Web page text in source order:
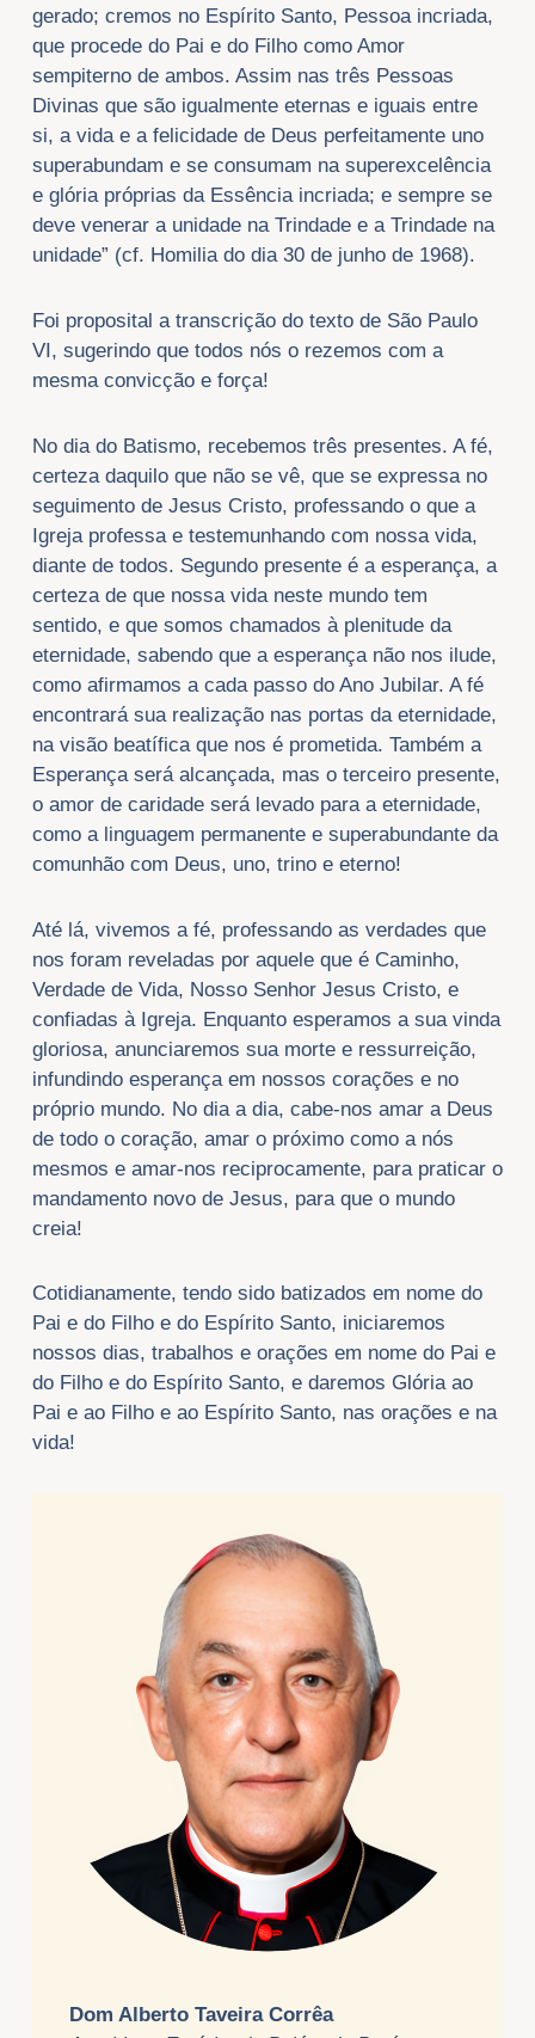
gerado; cremos no Espírito Santo, Pessoa incriada,
que procede do Pai e do Filho como Amor
sempiterno de ambos. Assim nas três Pessoas
Divinas que são igualmente eternas e iguais entre
si, a vida e a felicidade de Deus perfeitamente uno
superabundam e se consumam na superexcelência
e glória próprias da Essência incriada; e sempre se
deve venerar a unidade na Trindade e a Trindade na
unidade” (cf. Homilia do dia 30 de junho de 1968).
Foi proposital a transcrição do texto de São Paulo
VI, sugerindo que todos nós o rezemos com a
mesma convicção e força!
No dia do Batismo, recebemos três presentes. A fé,
certeza daquilo que não se vê, que se expressa no
seguimento de Jesus Cristo, professando o que a
Igreja professa e testemunhando com nossa vida,
diante de todos. Segundo presente é a esperança, a
certeza de que nossa vida neste mundo tem
sentido, e que somos chamados à plenitude da
eternidade, sabendo que a esperança não nos ilude,
como afirmamos a cada passo do Ano Jubilar. A fé
encontrará sua realização nas portas da eternidade,
na visão beatífica que nos é prometida. Também a
Esperança será alcançada, mas o terceiro presente,
o amor de caridade será levado para a eternidade,
como a linguagem permanente e superabundante da
comunhão com Deus, uno, trino e eterno!
Até lá, vivemos a fé, professando as verdades que
nos foram reveladas por aquele que é Caminho,
Verdade de Vida, Nosso Senhor Jesus Cristo, e
confiadas à Igreja. Enquanto esperamos a sua vinda
gloriosa, anunciaremos sua morte e ressurreição,
infundindo esperança em nossos corações e no
próprio mundo. No dia a dia, cabe-nos amar a Deus
de todo o coração, amar o próximo como a nós
mesmos e amar-nos reciprocamente, para praticar o
mandamento novo de Jesus, para que o mundo
creia!
Cotidianamente, tendo sido batizados em nome do
Pai e do Filho e do Espírito Santo, iniciaremos
nossos dias, trabalhos e orações em nome do Pai e
do Filho e do Espírito Santo, e daremos Glória ao
Pai e ao Filho e ao Espírito Santo, nas orações e na
vida!
Dom Alberto Taveira Corrêa